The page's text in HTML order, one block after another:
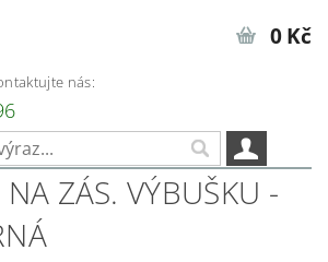
nás:
0 Kč
ZÁS. VÝBUŠKU -